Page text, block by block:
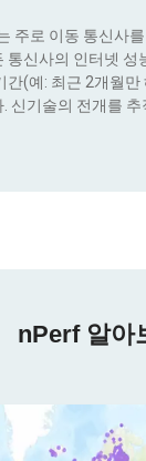
주로 이동 통신사
통신사의 인터넷
간(예: 최근 2개월만
신기술의 전개를
nPerf 알아